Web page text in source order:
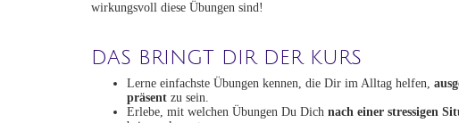
wirkungsvoll diese Übungen sind!
DAS BRINGT DIR DER KURS
Lerne einfachste Übungen kennen, die Dir im Alltag helfen,
präsent zu sein.
Erlebe, mit welchen Übungen Du Dich nach einer stressigen